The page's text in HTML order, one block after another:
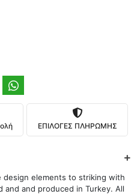
ΕΠΙΛΟΓΕΣ ΠΛΗΡΩΜΗΣ
design elements to striking with
and produced in Turkey. All